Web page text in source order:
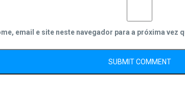
email e site neste navegador para a próxima vez